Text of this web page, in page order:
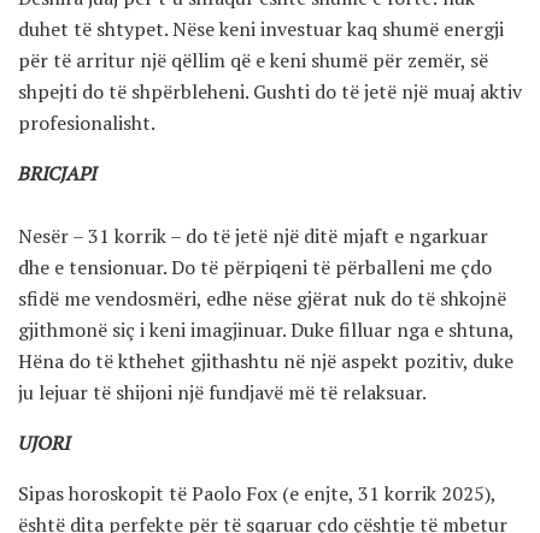
duhet të shtypet. Nëse keni investuar kaq shumë energji
për të arritur një qëllim që e keni shumë për zemër, së
shpejti do të shpërbleheni. Gushti do të jetë një muaj aktiv
profesionalisht.
BRICJAPI
Nesër – 31 korrik – do të jetë një ditë mjaft e ngarkuar
dhe e tensionuar. Do të përpiqeni të përballeni me çdo
sfidë me vendosmëri, edhe nëse gjërat nuk do të shkojnë
gjithmonë siç i keni imagjinuar. Duke filluar nga e shtuna,
Hëna do të kthehet gjithashtu në një aspekt pozitiv, duke
ju lejuar të shijoni një fundjavë më të relaksuar.
UJORI
Sipas horoskopit të Paolo Fox (e enjte, 31 korrik 2025),
është dita perfekte për të sqaruar çdo çështje të mbetur